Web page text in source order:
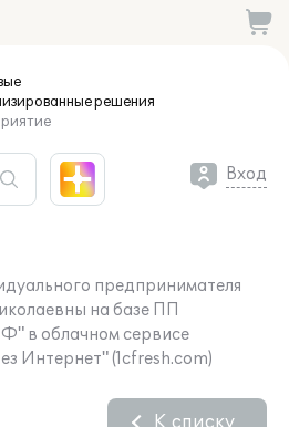
решения
Вход
предпринимателя
на базе ПП
в облачном сервисе
Интернет" (1cfresh.com)
К списку